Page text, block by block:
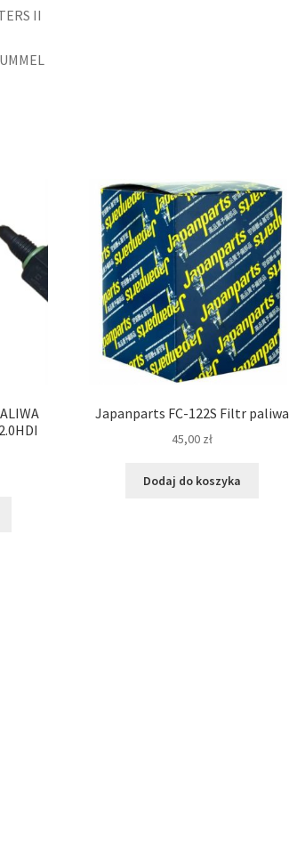
II
Japanparts FC-122S Filtr paliwa
45,00 zł
Dodaj do koszyka